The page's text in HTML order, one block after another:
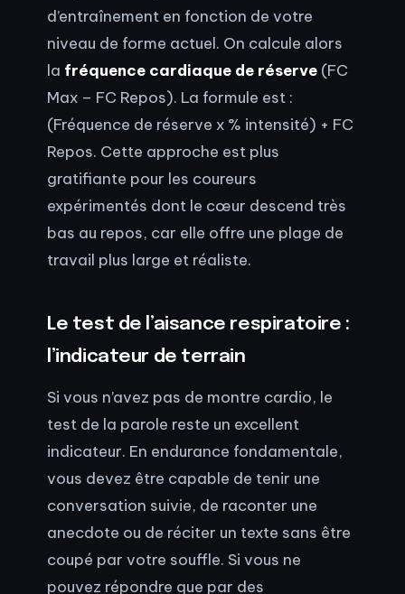
d’entraînement en fonction de votre
niveau de forme actuel. On calcule alors
la fréquence cardiaque de réserve (FC
Max – FC Repos). La formule est :
(Fréquence de réserve x % intensité) + FC
Repos. Cette approche est plus
gratifiante pour les coureurs
expérimentés dont le cœur descend très
bas au repos, car elle offre une plage de
travail plus large et réaliste.
Le test de l’aisance respiratoire :
l’indicateur de terrain
Si vous n’avez pas de montre cardio, le
test de la parole reste un excellent
indicateur. En endurance fondamentale,
vous devez être capable de tenir une
conversation suivie, de raconter une
anecdote ou de réciter un texte sans être
coupé par votre souffle. Si vous ne
pouvez répondre que par des